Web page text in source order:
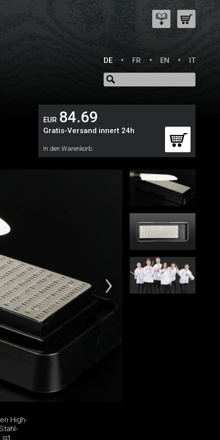
DE
FR EN IT
EUR 84.69
Gratis-Versand innert 24h
In den Warenkorb:
High-
ist